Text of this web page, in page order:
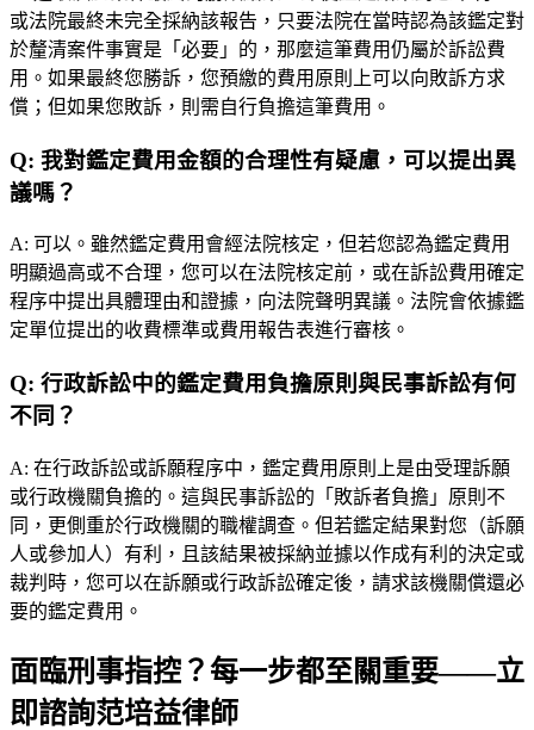
或法院最終未完全採納該報告，只要法院在當時認為該鑑定對
於釐清案件事實是「必要」的，那麼這筆費用仍屬於訴訟費
用。如果最終您勝訴，您預繳的費用原則上可以向敗訴方求
償；但如果您敗訴，則需自行負擔這筆費用。
Q: 我對鑑定費用金額的合理性有疑慮，可以提出異
議嗎？
A: 可以。雖然鑑定費用會經法院核定，但若您認為鑑定費用
明顯過高或不合理，您可以在法院核定前，或在訴訟費用確定
程序中提出具體理由和證據，向法院聲明異議。法院會依據鑑
定單位提出的收費標準或費用報告表進行審核。
Q: 行政訴訟中的鑑定費用負擔原則與民事訴訟有何
不同？
A: 在行政訴訟或訴願程序中，鑑定費用原則上是由受理訴願
或行政機關負擔的。這與民事訴訟的「敗訴者負擔」原則不
同，更側重於行政機關的職權調查。但若鑑定結果對您（訴願
人或參加人）有利，且該結果被採納並據以作成有利的決定或
裁判時，您可以在訴願或行政訴訟確定後，請求該機關償還必
要的鑑定費用。
面臨刑事指控？每一步都至關重要——立
即諮詢范培益律師